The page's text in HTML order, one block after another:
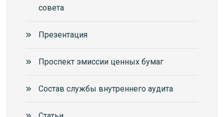
совета
Презентация
Проспект эмиссии ценных бумаг
Состав службы внутреннего аудита